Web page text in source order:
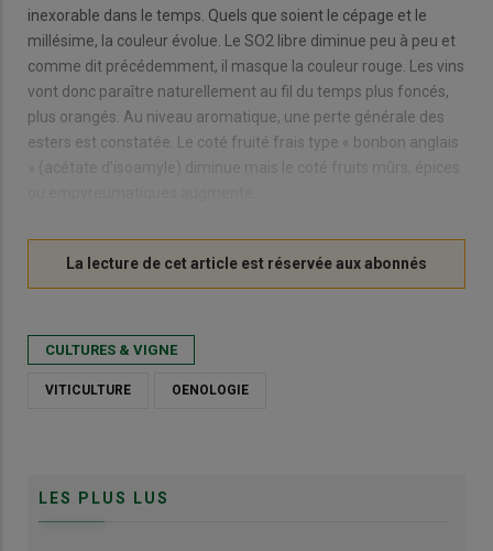
inexorable dans le temps. Quels que soient le cépage et le
millésime, la couleur évolue. Le SO2 libre diminue peu à peu et
comme dit précédemment, il masque la couleur rouge. Les vins
vont donc paraître naturellement au fil du temps plus foncés,
plus orangés. Au niveau aromatique, une perte générale des
esters est constatée. Le coté fruité frais type « bonbon anglais
» (acétate d’isoamyle) diminue mais le coté fruits mûrs, épices
CULTURES & VIGNE
VITICULTURE OENOLOGIE
LES PLUS LUS